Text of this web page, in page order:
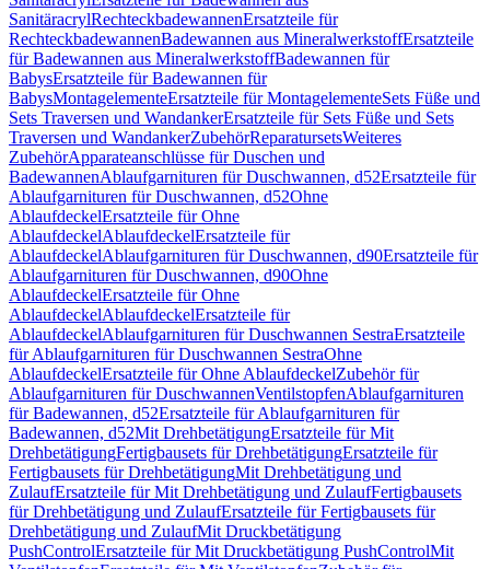
SanitäracrylRechteckbadewannenErsatzteile für
RechteckbadewannenBadewannen aus MineralwerkstoffErsatzteile
für Badewannen aus MineralwerkstoffBadewannen für
BabysErsatzteile für Badewannen für
BabysMontagelementeErsatzteile für MontagelementeSets Füße und
Sets Traversen und WandankerErsatzteile für Sets Füße und Sets
Traversen und WandankerZubehörReparatursetsWeiteres
ZubehörApparateanschlüsse für Duschen und
BadewannenAblaufgarnituren für Duschwannen, d52Ersatzteile für
Ablaufgarnituren für Duschwannen, d52Ohne
AblaufdeckelErsatzteile für Ohne
AblaufdeckelAblaufdeckelErsatzteile für
AblaufdeckelAblaufgarnituren für Duschwannen, d90Ersatzteile für
Ablaufgarnituren für Duschwannen, d90Ohne
AblaufdeckelErsatzteile für Ohne
AblaufdeckelAblaufdeckelErsatzteile für
AblaufdeckelAblaufgarnituren für Duschwannen SestraErsatzteile
für Ablaufgarnituren für Duschwannen SestraOhne
AblaufdeckelErsatzteile für Ohne AblaufdeckelZubehör für
Ablaufgarnituren für DuschwannenVentilstopfenAblaufgarnituren
für Badewannen, d52Ersatzteile für Ablaufgarnituren für
Badewannen, d52Mit DrehbetätigungErsatzteile für Mit
DrehbetätigungFertigbausets für DrehbetätigungErsatzteile für
Fertigbausets für DrehbetätigungMit Drehbetätigung und
ZulaufErsatzteile für Mit Drehbetätigung und ZulaufFertigbausets
für Drehbetätigung und ZulaufErsatzteile für Fertigbausets für
Drehbetätigung und ZulaufMit Druckbetätigung
PushControlErsatzteile für Mit Druckbetätigung PushControlMit